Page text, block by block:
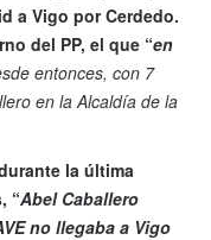
a Vigo por Cerdedo.
del PP, el que “en
entonces, con 7
en la Alcaldía de la
la última
“Abel Caballero
no llegaba a Vigo